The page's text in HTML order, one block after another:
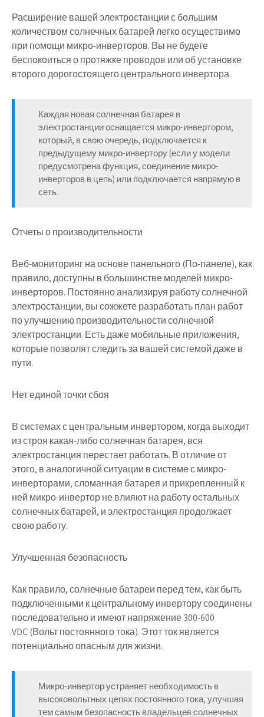
Расширение вашей электростанции с большим
количеством солнечных батарей легко осуществимо
при помощи микро-инверторов. Вы не будете
беспокоиться о протяжке проводов или об установке
второго дорогостоящего центрального инвертора.
Каждая новая солнечная батарея в
электростанции оснащается микро-инвертором,
который, в свою очередь, подключается к
предыдущему микро-инвертору (если у модели
предусмотрена функция, соединение микро-
инверторов в цепь) или подключается напрямую в
сеть.
Отчеты о производительности
Веб-мониторинг на основе панельного (По-панеле), как
правило, доступны в большинстве моделей микро-
инверторов. Постоянно анализируя работу солнечной
электростанции, вы сожжете разработать план работ
по улучшению производительности солнечной
электростанции. Есть даже мобильные приложения,
которые позволят следить за вашей системой даже в
пути.
Нет единой точки сбоя
В системах с центральным инвертором, когда выходит
из строя какая-либо солнечная батарея, вся
электростанция перестает работать. В отличие от
этого, в аналогичной ситуации в системе с микро-
инверторами, сломанная батарея и прикрепленный к
ней микро-инвертор не влияют на работу остальных
солнечных батарей, и электростанция продолжает
свою работу.
Улучшенная безопасность
Как правило, солнечные батареи перед тем, как быть
подключенными к центральному инвертору соединены
последовательно и имеют напряжение 300-600
VDC (Вольт постоянного тока). Этот ток является
потенциально опасным для жизни.
Микро-инвертор устраняет необходимость в
высоковольтных цепях постоянного тока, улучшая
тем самым безопасность владельцев солнечных